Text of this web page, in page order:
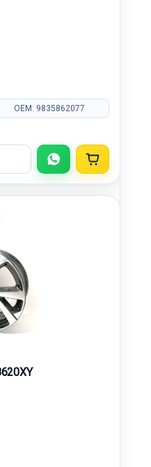
OEM: 9835862077